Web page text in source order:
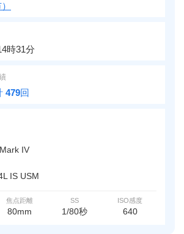
時31分
479回
IV
IS USM
焦点距離
80mm
SS
1/80秒
ISO感度
640